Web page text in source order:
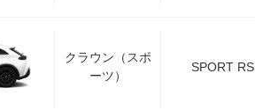
クラウン（スポ
ーツ）
SPORT RS